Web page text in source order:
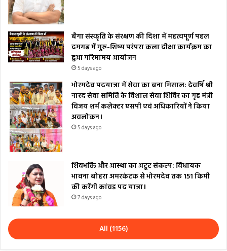
बैगा संस्कृति के संरक्षण की दिशा में महत्वपूर्ण पहल
दमगढ़ में गुरु-शिष्य परंपरा कला दीक्षा कार्यक्रम का
हुआ गरिमामय आयोजन
5 days ago
भोरमदेव पदयात्रा में सेवा का बना मिसाल: देवर्षि श्री
नारद सेवा समिति के विशाल सेवा शिविर का गृह मंत्री
विजय शर्म कलेक्टर एसपी एवं अधिकारियों ने किया
अवलोकन।
5 days ago
शिवभक्ति और आस्था का अटूट संकल्प: विधायक
भावना बोहरा अमरकंटक से भोरमदेव तक 151 किमी
की करेंगी कांवड़ पद यात्रा।
7 days ago
All (1156)